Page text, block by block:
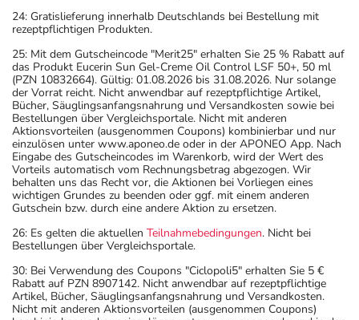
24: Gratislieferung innerhalb Deutschlands bei Bestellung mit
rezeptpflichtigen Produkten.
25: Mit dem Gutscheincode "Merit25" erhalten Sie 25 % Rabatt auf
das Produkt Eucerin Sun Gel-Creme Oil Control LSF 50+, 50 ml
(PZN 10832664). Gültig: 01.08.2026 bis 31.08.2026. Nur solange
der Vorrat reicht. Nicht anwendbar auf rezeptpflichtige Artikel,
Bücher, Säuglingsanfangsnahrung und Versandkosten sowie bei
Bestellungen über Vergleichsportale. Nicht mit anderen
Aktionsvorteilen (ausgenommen Coupons) kombinierbar und nur
einzulösen unter www.aponeo.de oder in der APONEO App. Nach
Eingabe des Gutscheincodes im Warenkorb, wird der Wert des
Vorteils automatisch vom Rechnungsbetrag abgezogen. Wir
behalten uns das Recht vor, die Aktionen bei Vorliegen eines
wichtigen Grundes zu beenden oder ggf. mit einem anderen
Gutschein bzw. durch eine andere Aktion zu ersetzen.
26: Es gelten die aktuellen Teilnahmebedingungen. Nicht bei
Bestellungen über Vergleichsportale.
30: Bei Verwendung des Coupons "Ciclopoli5" erhalten Sie 5 €
Rabatt auf PZN 8907142. Nicht anwendbar auf rezeptpflichtige
Artikel, Bücher, Säuglingsanfangsnahrung und Versandkosten.
Nicht mit anderen Aktionsvorteilen (ausgenommen Coupons)